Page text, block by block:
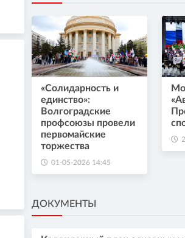
«Солидарность и
единство»:
Волгоградские
профсоюзы провели
первомайские
торжества
01-05-2026 14:45
ДОКУМЕНТЫ